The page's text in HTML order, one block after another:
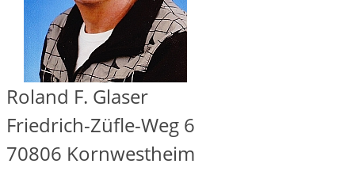
Roland F. Glaser
Friedrich-Züfle-Weg 6
70806 Kornwestheim